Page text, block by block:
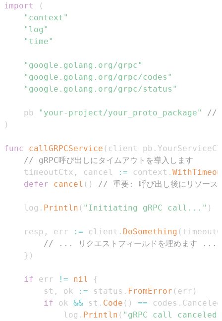
import
(
"context"
"log"
"time"
"google.golang.org/grpc"
"google.golang.org/grpc/codes"
"google.golang.org/grpc/status"
	pb
"your-project/your_proto_package"
//
)
func callGRPCService ( client pb .
// gRPC呼び出しにタイムアウトを導入します
	timeoutCtx
, cancel := context .
defer
cancel ( ) // 重要: 呼び出し後にリソース
	log
. Println ( "Initiating gRPC call..." )
	resp
, err := client . DoSomething (
// ... リクエストフィールドを埋めます ...
} )
if err != nil
{
		st
, ok := status . FromError ( err )
if ok && st . Code ( ) == codes .
			log
. Println ( "gRPC call